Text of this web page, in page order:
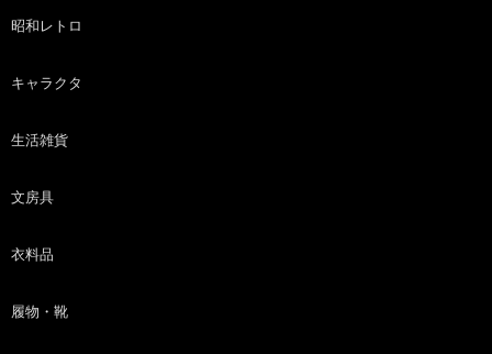
昭和レトロ
キャラクタ
生活雑貨
文房具
衣料品
履物・靴